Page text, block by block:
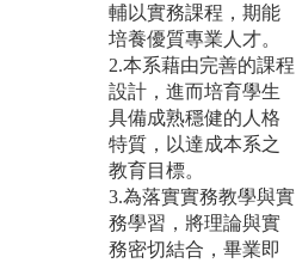
輔以實務課程，期能
培養優質專業人才。
2.本系藉由完善的課程
設計，進而培育學生
具備成熟穩健的人格
特質，以達成本系之
教育目標。
3.為落實實務教學與實
務學習，將理論與實
務密切結合，畢業即